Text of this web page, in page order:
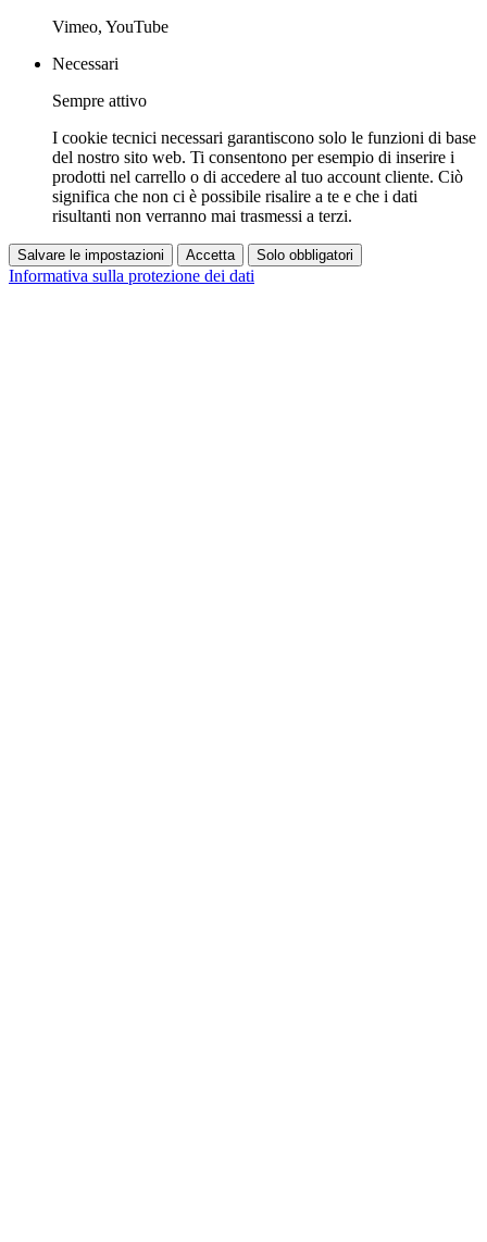
Vimeo, YouTube
Necessari
Sempre attivo
I cookie tecnici necessari garantiscono solo le funzioni di base
del nostro sito web. Ti consentono per esempio di inserire i
prodotti nel carrello o di accedere al tuo account cliente. Ciò
significa che non ci è possibile risalire a te e che i dati
risultanti non verranno mai trasmessi a terzi.
Salvare le impostazioni Accetta Solo obbligatori
Informativa sulla protezione dei dati